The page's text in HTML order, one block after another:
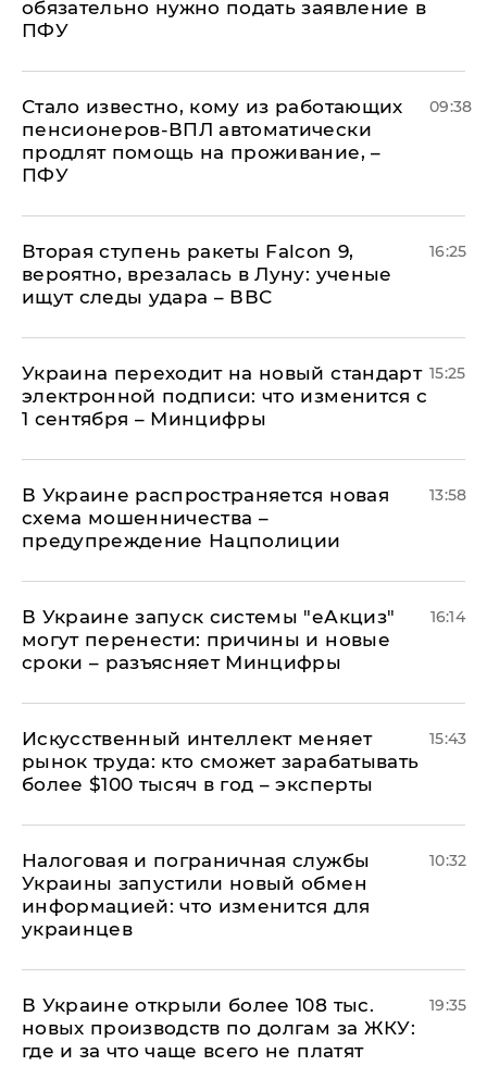
обязательно нужно подать заявление в
ПФУ
Стало известно, кому из работающих
пенсионеров-ВПЛ автоматически
продлят помощь на проживание, –
ПФУ
09:38
Вторая ступень ракеты Falcon 9,
вероятно, врезалась в Луну: ученые
ищут следы удара – ВВС
16:25
Украина переходит на новый стандарт
электронной подписи: что изменится с
1 сентября – Минцифры
15:25
В Украине распространяется новая
схема мошенничества –
предупреждение Нацполиции
13:58
В Украине запуск системы "еАкциз"
могут перенести: причины и новые
сроки – разъясняет Минцифры
16:14
Искусственный интеллект меняет
рынок труда: кто сможет зарабатывать
более $100 тысяч в год – эксперты
15:43
Налоговая и пограничная службы
Украины запустили новый обмен
информацией: что изменится для
украинцев
10:32
В Украине открыли более 108 тыс.
новых производств по долгам за ЖКУ:
где и за что чаще всего не платят
19:35